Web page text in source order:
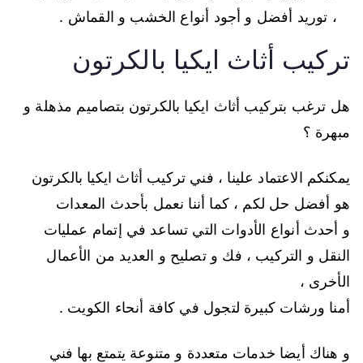
، توريد أفضل و أجود أنواع الخشب و القماش .
تركيب أثاث ايكيا بالكرتون
هل ترغب بتركيب أثاث ايكيا بالكرتون بتصاميم مذهلة و
مبهرة ؟
يمكنكم الاعتماد علينا ، فني تركيب أثاث ايكيا بالكرتون
هو أفضل حل لكم ، كما أننا نعمل بأحدث المعدات
و أحدث أنواع الأدوات التي تساعد في إتمام عمليات
النقل و التركيب ، فك و تصليح و العديد من الأعمال
الأخرى ،
أمنا ورشات كبيرة لتجول في كافة أنحاء الكويت .
و هناك أيضا خدمات متعددة و متنوعة يتمتع بها فني